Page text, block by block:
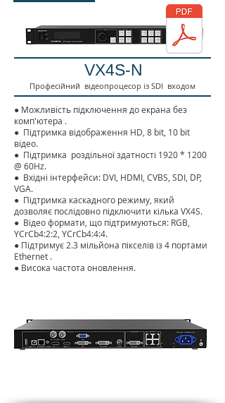
VX4S-N
Професійний відеопроцесор із SDI входом
● Можливість підключення до екрана без
комп'ютера .
● Підтримка відображення HD, 8 bit, 10 bit
відео.
● Підтримка роздільної здатності 1920 * 1200
@ 60Hz.
● Вхідні інтерфейси: DVI, HDMI, CVBS, SDI, DP,
VGA.
● Підтримка каскадного режиму, який
дозволяє послідовно підключити кілька VX4S.
● Відео формати, що підтримуються: RGB,
YCrCb4:2:2, YCrCb4:4:4.
● Підтримує 2.3 мільйона пікселів із 4 портами
Ethernet .
● Висока частота оновлення.